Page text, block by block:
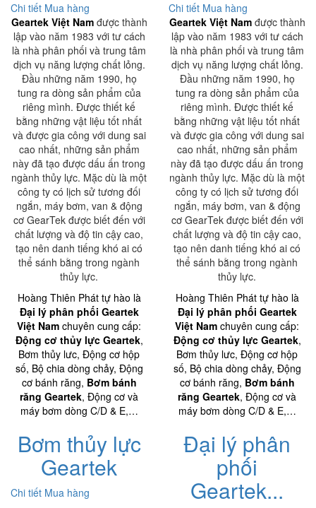
Chi tiết Mua hàng Chi tiết Mua hàng
Geartek Việt Namđược thành
lập vào năm 1983 với tư cách
là nhà phân phối và trung tâm
dịch vụ năng lượng chất lỏng.
Đầu những năm 1990, họ
tung ra dòng sản phẩm của
riêng mình. Được thiết kế
bằng những vật liệu tốt nhất
và được gia công với dung sai
cao nhất, những sản phẩm
này đã tạo được dấu ấn trong
ngành thủy lực. Mặc dù là một
công ty có lịch sử tương đối
ngắn, máy bơm, van & động
cơ GearTek được biết đến với
chất lượng và độ tin cậy cao,
tạo nên danh tiếng khó ai có
thể sánh bằng trong ngành
thủy lực.
Hoàng Thiên Phát tự hào là
Đại lý phân phối Geartek
Việt Nam chuyên cung cấp:
Động cơ thủy lực Geartek,
Bơm thủy lưc, Động cơ hộp
số, Bộ chia dòng chảy, Động
cơ bánh răng, Bơm bánh
răng Geartek, Động cơ và
máy bơm dòng C/D & E,…
Bơm thủy lực
Geartek
Chi tiết Mua hàng
Geartek Việt Namđược thành
lập vào năm 1983 với tư cách
là nhà phân phối và trung tâm
dịch vụ năng lượng chất lỏng.
Đầu những năm 1990, họ
tung ra dòng sản phẩm của
riêng mình. Được thiết kế
bằng những vật liệu tốt nhất
và được gia công với dung sai
cao nhất, những sản phẩm
này đã tạo được dấu ấn trong
ngành thủy lực. Mặc dù là một
công ty có lịch sử tương đối
ngắn, máy bơm, van & động
cơ GearTek được biết đến với
chất lượng và độ tin cậy cao,
tạo nên danh tiếng khó ai có
thể sánh bằng trong ngành
thủy lực.
Hoàng Thiên Phát tự hào là
Đại lý phân phối Geartek
Việt Nam chuyên cung cấp:
Động cơ thủy lực Geartek,
Bơm thủy lưc, Động cơ hộp
số, Bộ chia dòng chảy, Động
cơ bánh răng, Bơm bánh
răng Geartek, Động cơ và
máy bơm dòng C/D & E,…
Đại lý phân
phối
Geartek...